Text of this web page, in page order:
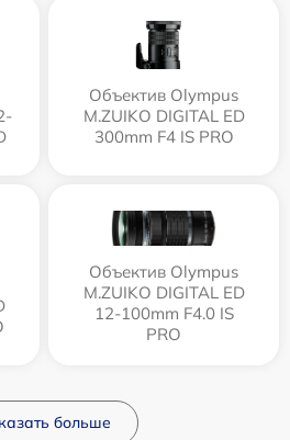
Объектив Olympus
M.ZUIKO DIGITAL ED
300mm F4 IS PRO
Объектив Olympus
M.ZUIKO DIGITAL ED
12‑100mm F4.0 IS
PRO
больше